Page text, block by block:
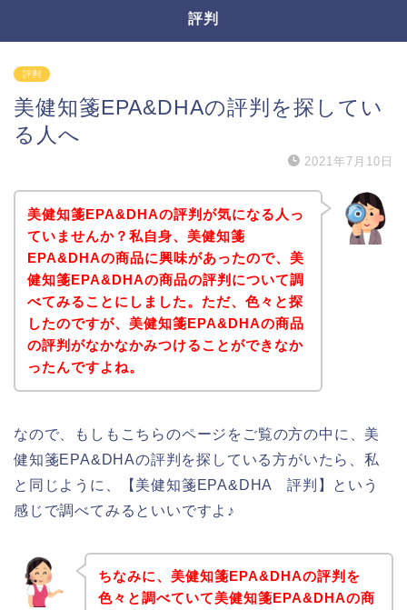
評判
評判
美健知箋EPA&DHAの評判を探してい
る人へ
2021年7月10日
美健知箋EPA&DHAの評判が気になる人っ
ていませんか？私自身、美健知箋
EPA&DHAの商品に興味があったので、美
健知箋EPA&DHAの商品の評判について調
べてみることにしました。ただ、色々と探
したのですが、美健知箋EPA&DHAの商品
の評判がなかなかみつけることができなか
ったんですよね。
なので、もしもこちらのページをご覧の方の中に、美
健知箋EPA&DHAの評判を探している方がいたら、私
と同じように、【美健知箋EPA&DHA 評判】という
感じで調べてみるといいですよ♪
ちなみに、美健知箋EPA&DHAの評判を
色々と調べていて美健知箋EPA&DHAの商